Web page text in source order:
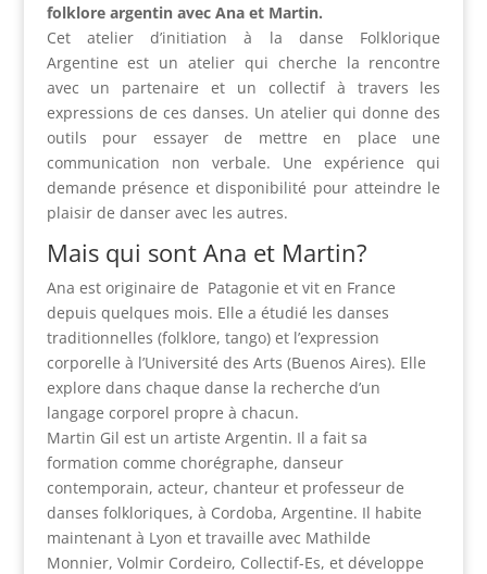
folklore argentin avec Ana et Martin.
Cet atelier d’initiation à la danse Folklorique
Argentine est un atelier qui cherche la rencontre
avec un partenaire et un collectif à travers les
expressions de ces danses. Un atelier qui donne des
outils pour essayer de mettre en place une
communication non verbale. Une expérience qui
demande présence et disponibilité pour atteindre le
plaisir de danser avec les autres.
Mais qui sont Ana et Martin?
Ana est originaire de Patagonie et vit en France
depuis quelques mois. Elle a étudié les danses
traditionnelles (folklore, tango) et l’expression
corporelle à l’Université des Arts (Buenos Aires). Elle
explore dans chaque danse la recherche d’un
langage corporel propre à chacun.
Martin Gil est un artiste Argentin. Il a fait sa
formation comme chorégraphe, danseur
contemporain, acteur, chanteur et professeur de
danses folkloriques, à Cordoba, Argentine. Il habite
maintenant à Lyon et travaille avec Mathilde
Monnier, Volmir Cordeiro, Collectif-Es, et développe